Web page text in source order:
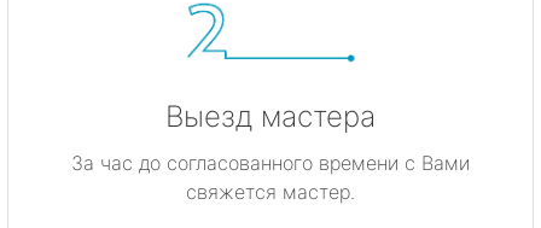
Выезд мастера
За час до согласованного времени с Вами
свяжется мастер.